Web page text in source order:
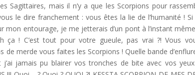
Sagittaires, mais il n’y a que les Scorpions pour
le dire franchement : vous êtes la lie de l’humanité !
mon entourage, je me jetterais d’un pont à l’instant
ça ! C’est tout pour votre gueule, pas vrai ?! Vous
de merde vous faites les Scorpions ! Quelle bande
jamais pu blairer vos tronches de bite avec vos